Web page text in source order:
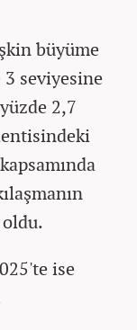
büyüme
seviyesine
2,7
ise